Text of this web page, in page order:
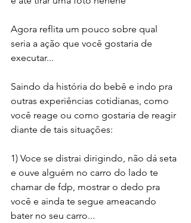
Agora reflita um pouco sobre qual
seria a ação que você gostaria de
executar...
Saindo da história do bebê e indo pra
outras experiências cotidianas, como
você reage ou como gostaria de reagir
diante de tais situações:
1) Voce se distrai dirigindo, não dá seta
e ouve alguém no carro do lado te
chamar de fdp, mostrar o dedo pra
você e ainda te segue ameacando
bater no seu carro...